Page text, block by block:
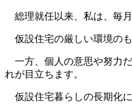
総理就任以来、私は、毎
仮設住宅の厳しい環境の
一方、個人の意思や努力
れが目立ちます。
仮設住宅暮らしの長期化